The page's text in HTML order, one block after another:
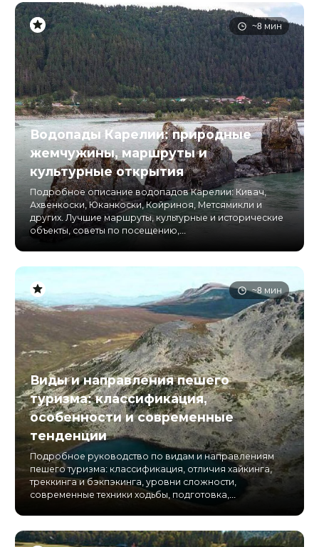
~8 мин
Водопады Карелии: природные
жемчужины, маршруты и
культурные открытия
Подробное описание водопадов Карелии: Кивач,
Ахвенкоски, Юканкоски, Койриноя, Метсямикли и
других. Лучшие маршруты, культурные и исторические
объекты, советы по посещению,...
~8 мин
Виды и направления пешего
туризма: классификация,
особенности и современные
тенденции
Подробное руководство по видам и направлениям
пешего туризма: классификация, отличия хайкинга,
треккинга и бэкпэкинга, уровни сложности,
современные техники ходьбы, подготовка,...